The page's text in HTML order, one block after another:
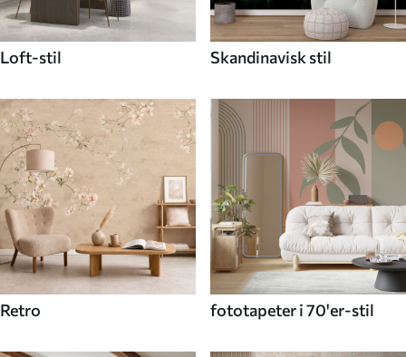
Loft-stil Skandinavisk stil
Retro fototapeter i 70'er-stil